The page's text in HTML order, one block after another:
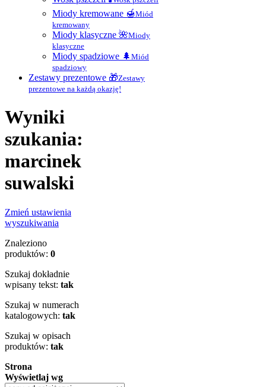
Miody kremowane 🍯Miód
kremowany
Miody klasyczne 🌺Miody
klasyczne
Miody spadziowe 🌲 Miód
spadziowy
Zestawy prezentowe 🎁Zestawy
prezentowe na każdą okazję!
Wyniki
szukania:
marcinek
suwalski
Zmień ustawienia
wyszukiwania
Znaleziono
produktów: 0
Szukaj dokładnie
wpisany tekst: tak
Szukaj w numerach
katalogowych: tak
Szukaj w opisach
produktów: tak
Strona
Wyświetlaj wg